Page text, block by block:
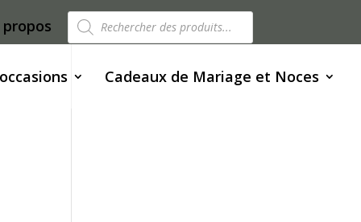
propos Recherche
de
produits
Cadeaux de Mariage et Noces